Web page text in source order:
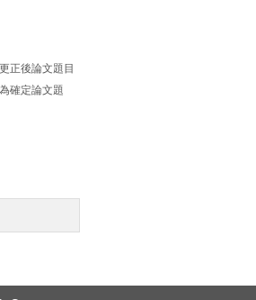
正後論文題目
確定論文題